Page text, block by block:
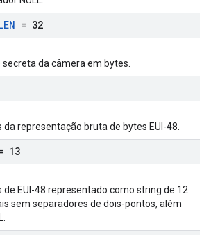
= 32
da câmera em bytes.
representação bruta de bytes EUI-48.
13
EUI-48 representado como string de 12
sem separadores de dois-pontos, além